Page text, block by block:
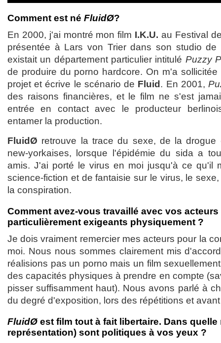
Comment est né FluidØ?
En 2000, j'ai montré mon film I.K.U. au Festival
présentée à Lars von Trier dans son studio de
existait un département particulier intitulé Puzzy
de produire du porno hardcore. On m'a
projet et écrive le scénario de Fluid. En 2001,
des raisons financières, et le film ne s'est
entrée en contact avec le producteur
entamer la production.
FluidØ retrouve la trace du sexe, de la
new-yorkaises, lorsque l'épidémie du sida a
amis. J'ai porté le virus en moi jusqu'à ce qu'il
science-fiction et de fantaisie sur le virus, le
la conspiration.
Comment avez-vous travaillé avec vos
particulièrement exigeants physiquement ?
Je dois vraiment remercier mes acteurs pour la
moi. Nous nous sommes clairement mis
réalisions pas un porno mais un film
des capacités physiques à prendre en compte
pisser suffisamment haut). Nous avons parlé à
du degré d'exposition, lors des répétitions et
FluidØ est film tout à fait libertaire. Dans quelle
représentation) sont politiques à vos yeux ?